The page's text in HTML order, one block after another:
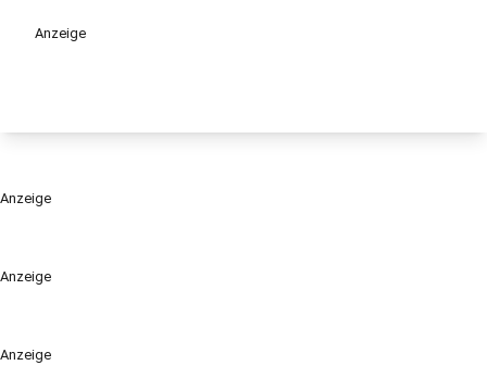
Anzeige
Anzeige
Anzeige
Anzeige